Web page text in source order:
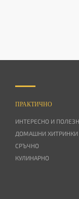
ПРАКТИЧНО
ИНТЕРЕСНО И
ДОМАШНИ ХИТРИНКИ
СРЪЧНО
КУЛИНАРНО